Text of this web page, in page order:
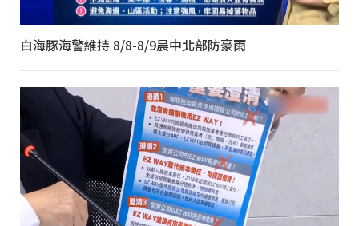
白海豚海警維持 8/8-8/9晨中北部防豪雨